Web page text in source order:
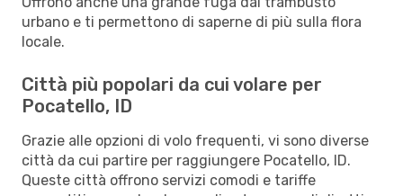
urbano e ti permettono di saperne di più sulla flora
locale.
Città più popolari da cui volare per
Pocatello, ID
Grazie alle opzioni di volo frequenti, vi sono diverse
città da cui partire per raggiungere Pocatello, ID.
Queste città offrono servizi comodi e tariffe